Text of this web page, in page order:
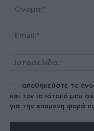
αποθηκεύστε το
και τον ιστότοπό μου
για την επόμενη φορά